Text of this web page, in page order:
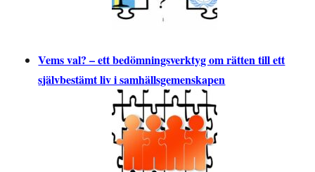
Vems val? – ett bedömningsverktyg om rätten till ett
självbestämt liv i samhällsgemenskapen